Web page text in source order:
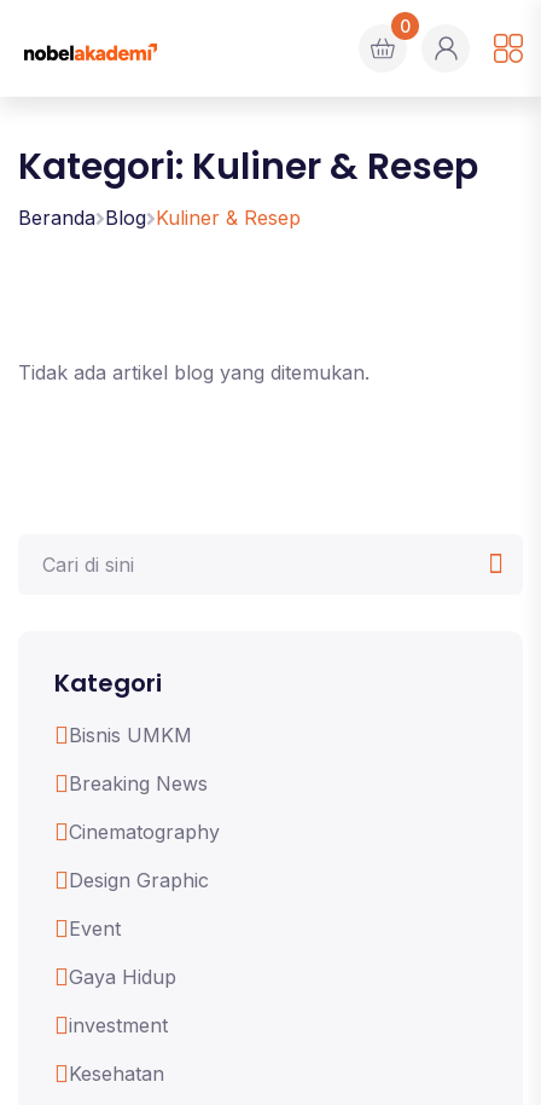
0
Kategori: Kuliner & Resep
Beranda Blog Kuliner & Resep
Tidak ada artikel blog yang ditemukan.
Kategori
Bisnis UMKM
Breaking News
Cinematography
Design Graphic
Event
Gaya Hidup
investment
Kesehatan